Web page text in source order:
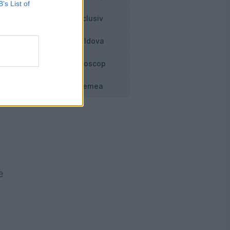
List of
Exclusiv
Moldova
Horoscop
Vremea